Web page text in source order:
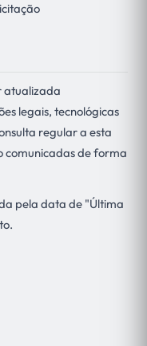
atualizada
legais, tecnológicas
regular a esta
comunicadas de forma
pela data de "Última